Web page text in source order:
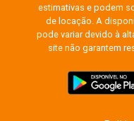
estimativas e podem
de locação. A
pode variar devido à
site não garantem